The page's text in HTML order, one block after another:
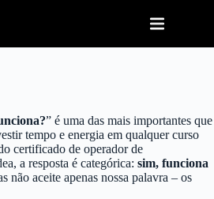
” é uma das mais importantes que
tempo e energia em qualquer curso
certificado de operador de
a resposta é categórica: sim, funciona
não aceite apenas nossa palavra – os